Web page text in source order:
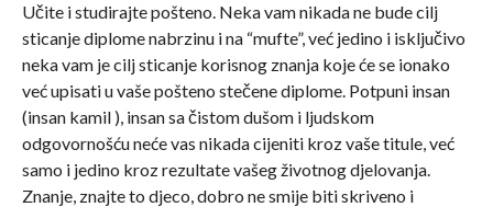
Učite i studirajte pošteno. Neka vam nikada ne bude cilj
sticanje diplome nabrzinu i na “mufte”, već jedino i isključivo
neka vam je cilj sticanje korisnog znanja koje će se ionako
već upisati u vaše pošteno stečene diplome. Potpuni insan
(insan kamil ), insan sa čistom dušom i ljudskom
odgovornošću neće vas nikada cijeniti kroz vaše titule, već
samo i jedino kroz rezultate vašeg životnog djelovanja.
Znanje, znajte to djeco, dobro ne smije biti skriveno i